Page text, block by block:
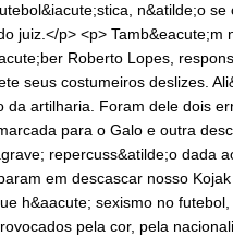
n&atilde;o
juiz.</p> <p> Tamb&eacute;m
Roberto Lopes,
seus costumeiros deslizes.
artilharia. Foram dele dois
para o Galo e outra
repercuss&atilde;o dada
em descascar nosso
h&aacute; sexismo no
pela cor, pela